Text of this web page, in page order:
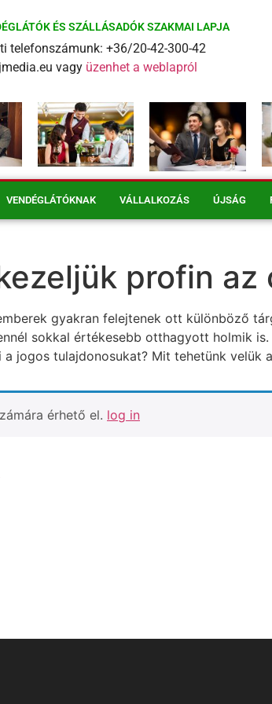
ÉS SZÁLLÁSADÓK SZAKMAI LAPJA
telefonszámunk: +36/20-42-300-42
vagy üzenhet a weblapról
VENDÉGLÁTÓKNAK VÁLLALKOZÁS ÚJSÁG
profin
gyakran felejtenek ott különböző
sokkal értékesebb otthagyott holmik
a jogos tulajdonosukat? Mit tehetünk
érhető el. log in